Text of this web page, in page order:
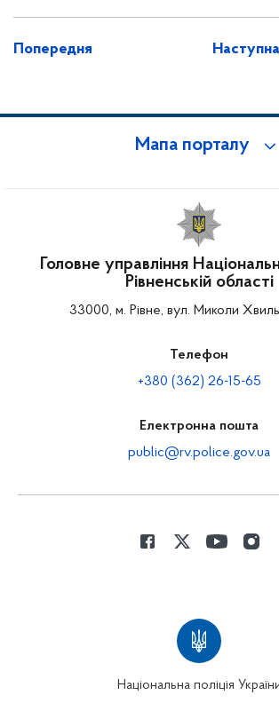
Попередня Наступна
Мапа порталу
Головне управління
Рівненській області
33000, м. Рівне, вул. Миколи
Телефон
+380 (362) 26-15-65
Електронна пошта
public@rv.police.gov.ua
Національна поліція